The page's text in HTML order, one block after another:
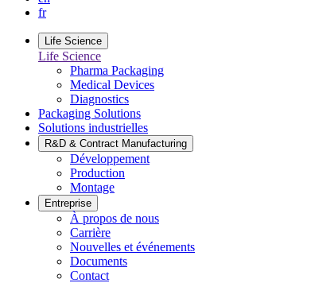
fr
Life Science
Life Science
Pharma Packaging
Medical Devices
Diagnostics
Packaging Solutions
Solutions industrielles
R&D & Contract Manufacturing
Développement
Production
Montage
Entreprise
À propos de nous
Carrière
Nouvelles et événements
Documents
Contact